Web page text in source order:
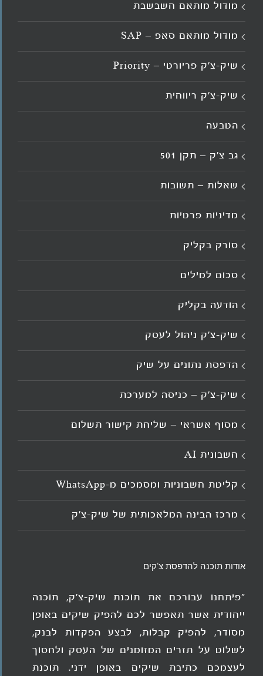
מודול מותאם חשבשבת
מודול מותאם סאפ – SAP
שיק-צ'ק פריורטי – Priority
שיק-צ'ק ריווחית
הטבעה
גב צ’ק – תקן 501
שאלות – תשובות
מדיניות פרטיות
סורק בקליק
סכום למילים
הודעה בקליק
שיק-צ'ק ניהול לעסק
הדפסת נתונים על שיק
שיק-צ'ק – כניסה למערכת
מסוף אשראי – שליחת קישור תשלום
חשבונית AI
קליטת חשבוניות ומסמכים מ־WhatsApp
מרכז הבינה המלאכותית של שיק-צ'ק
אודות תוכנה להדפסת צ'קים
"פיתחנו עבורכם את תוכנת שיק-צ'ק, תוכנה
ייחודית אשר תאפשר לכם להפיק שיקים באופן
מסודר, להפיק קבלות, לבצע הפקדות לבנק,
לשלוט על תזרים המזומנים של העסק ולחסוך
לעצמכם כתיבת שיקים באופן ידני. תוכנת